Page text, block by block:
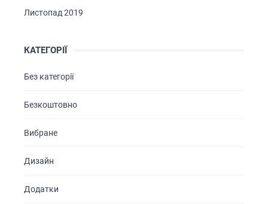
Листопад 2019
КАТЕГОРІЇ
Без категорії
Безкоштовно
Вибране
Дизайн
Додатки